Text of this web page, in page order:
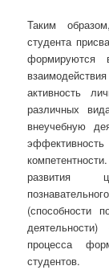
Таким
студента
формируются
активность
различных
внеучебную
развития
(способности
процесса
студентов.